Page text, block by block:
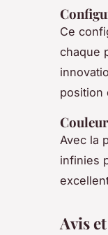
Ce
chaque
position
Avec la
infinies
Avis